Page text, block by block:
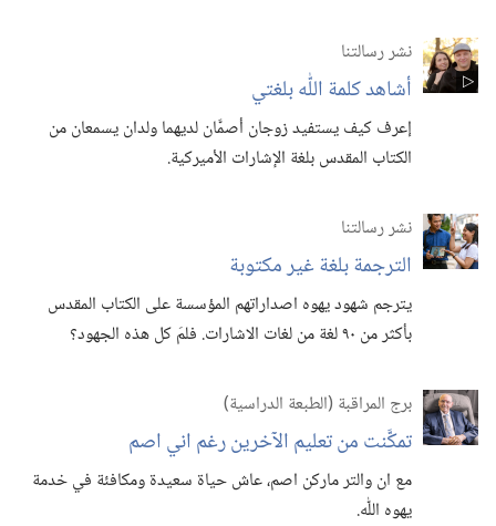
نشر رسالتنا
أشاهد كلمة اللّٰه بلغتي
إعرف كيف يستفيد زوجان أصمَّان لديهما ولدان يسمعان من
الكتاب المقدس بلغة الإشارات الأميركية.‏
نشر رسالتنا
الترجمة بلغة غير مكتوبة
يترجم شهود يهوه اصداراتهم المؤسسة على الكتاب المقدس
بأكثر من ٩٠ لغة من لغات الاشارات.‏ فلمَ كل هذه الجهود؟‏
برج المراقبة (‏الطبعة الدراسية)‏
تمكَّنت من تعليم الآخرين رغم اني اصم
مع ان والتر ماركن اصم،‏ عاش حياة سعيدة ومكافئة في خدمة
يهوه اللّٰه.‏